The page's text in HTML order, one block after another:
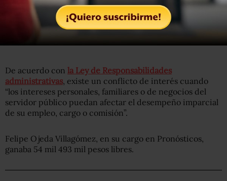
De acuerdo con la Ley de Responsabilidades
administrativas , existe un conflicto de interés cuando
“los intereses personales, familiares o de negocios del
servidor público puedan afectar el desempeño imparcial
de su empleo, cargo o comisión”.
Felipe Ojeda Villagómez, en su cargo en Pronósticos,
ganaba 54 mil 493 mil pesos libres.